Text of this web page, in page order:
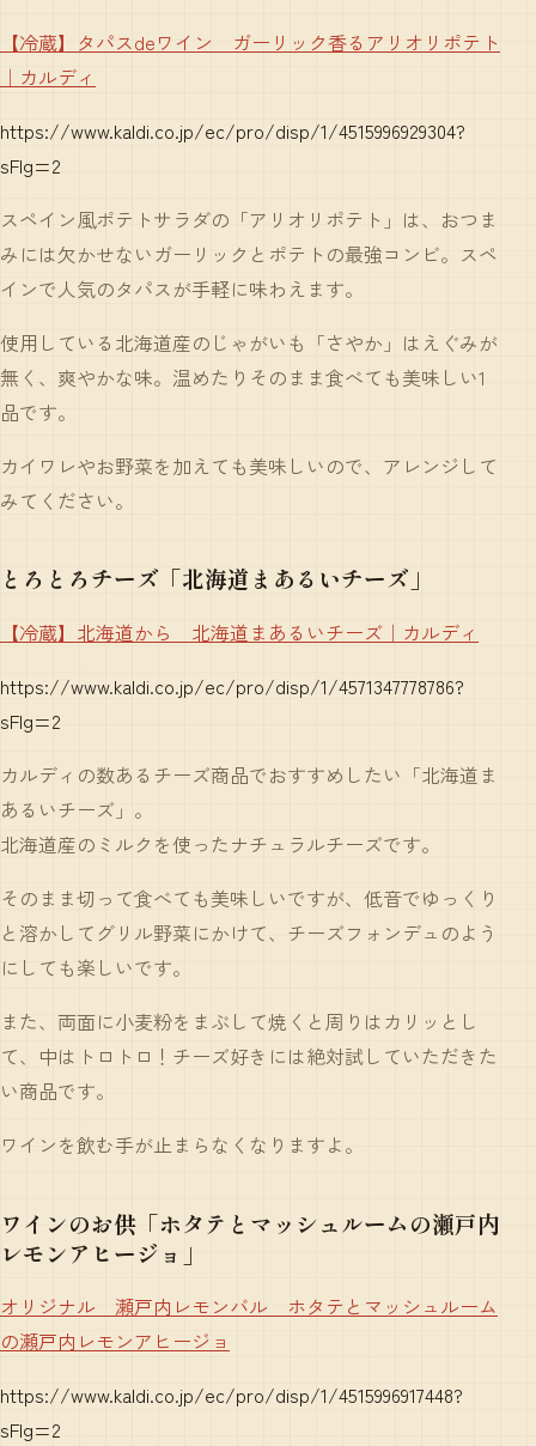
【冷蔵】タパスdeワイン ガーリック香るアリオリポテト
｜カルディ
https://www.kaldi.co.jp/ec/pro/disp/1/4515996929304?
sFlg=2
スペイン風ポテトサラダの「アリオリポテト」は、おつま
みには欠かせないガーリックとポテトの最強コンビ。スペ
インで人気のタパスが手軽に味わえます。
使用している北海道産のじゃがいも「さやか」はえぐみが
無く、爽やかな味。温めたりそのまま食べても美味しい1
品です。
カイワレやお野菜を加えても美味しいので、アレンジして
みてください。
とろとろチーズ「北海道まあるいチーズ」
【冷蔵】北海道から 北海道まあるいチーズ｜カルディ
https://www.kaldi.co.jp/ec/pro/disp/1/4571347778786?
sFlg=2
カルディの数あるチーズ商品でおすすめしたい「北海道ま
あるいチーズ」。
北海道産のミルクを使ったナチュラルチーズです。
そのまま切って食べても美味しいですが、低音でゆっくり
と溶かしてグリル野菜にかけて、チーズフォンデュのよう
にしても楽しいです。
また、両面に小麦粉をまぶして焼くと周りはカリッとし
て、中はトロトロ！チーズ好きには絶対試していただきた
い商品です。
ワインを飲む手が止まらなくなりますよ。
ワインのお供「ホタテとマッシュルームの瀬戸内
レモンアヒージョ」
オリジナル 瀬戸内レモンバル ホタテとマッシュルーム
の瀬戸内レモンアヒージョ
https://www.kaldi.co.jp/ec/pro/disp/1/4515996917448?
sFlg=2